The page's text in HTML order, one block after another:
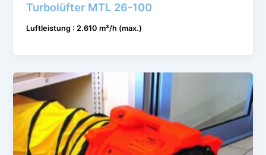
Turbolüfter MTL 26-100
Luftleistung : 2.610 m³/h (max.)